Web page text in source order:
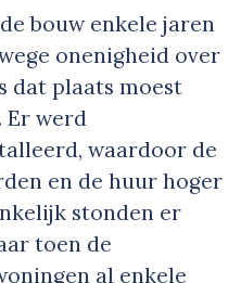
bouw enkele jaren
onenigheid over
dat plaats moest
Er werd
waardoor de
en de huur hoger
stonden er
toen de
al enkele